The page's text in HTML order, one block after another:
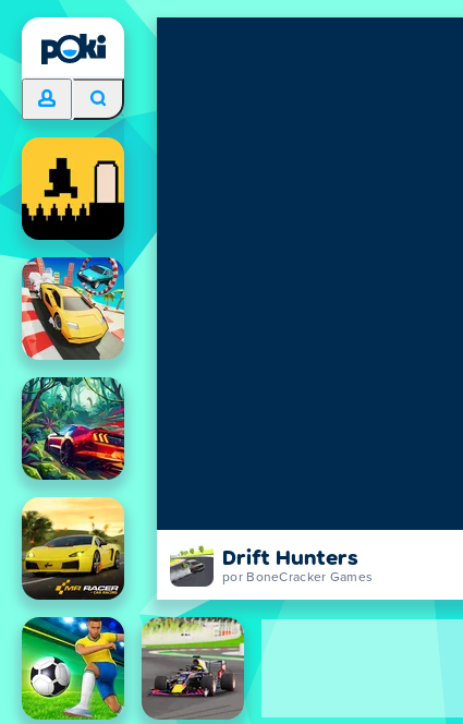
Drift Hunters
por BoneCracker Games